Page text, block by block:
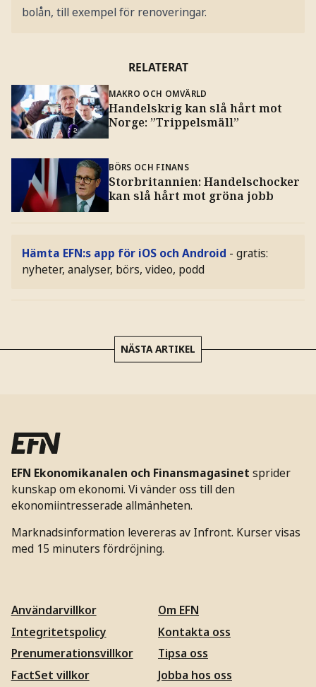
bolån, till exempel för renoveringar.
RELATERAT
MAKRO OCH OMVÄRLD
Handelskrig kan slå hårt mot
Norge: ”Trippelsmäll”
BÖRS OCH FINANS
Storbritannien: Handelschocker
kan slå hårt mot gröna jobb
Hämta EFN:s app för iOS och Android - gratis:
nyheter, analyser, börs, video, podd
NÄSTA ARTIKEL
EFN Ekonomikanalen och Finansmagasinet sprider
kunskap om ekonomi. Vi vänder oss till den
ekonomiintresserade allmänheten.
Marknadsinformation levereras av Infront. Kurser visas
med 15 minuters fördröjning.
Användarvillkor
Integritetspolicy
Prenumerationsvillkor
FactSet villkor
Om EFN
Kontakta oss
Tipsa oss
Jobba hos oss